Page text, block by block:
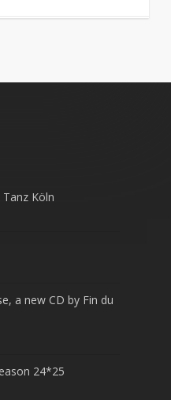
Köln
a new CD by Fin du
24*25